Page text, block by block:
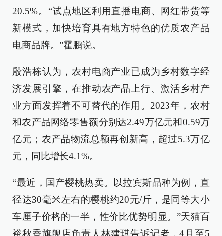
20.5%。“试点地区利用直播电商、网红带货等
新模式，加快培育具有地方特色的优质农产品
电商品牌。”霍鹏说。
殷浩栋认为，农村电商产业已成为乡村数字经
济发展引擎，在推动农产品上行、激活乡村产
业方面发挥着不可替代的作用。2023年，农村
和农产品网络零售额分别达2.49万亿元和0.59万
亿元；农产品物流总额再创新高，超过5.3万亿
元，同比增长4.1%。
“最近，国产樱桃热卖。以拉宾斯品种为例，直
径达30毫米左右的樱桃约20元/斤，是同等大小
车厘子价格的一半，性价比优势明显。”天猫百
裕秋香旗舰店负责人林建琪告诉记者，4月至5